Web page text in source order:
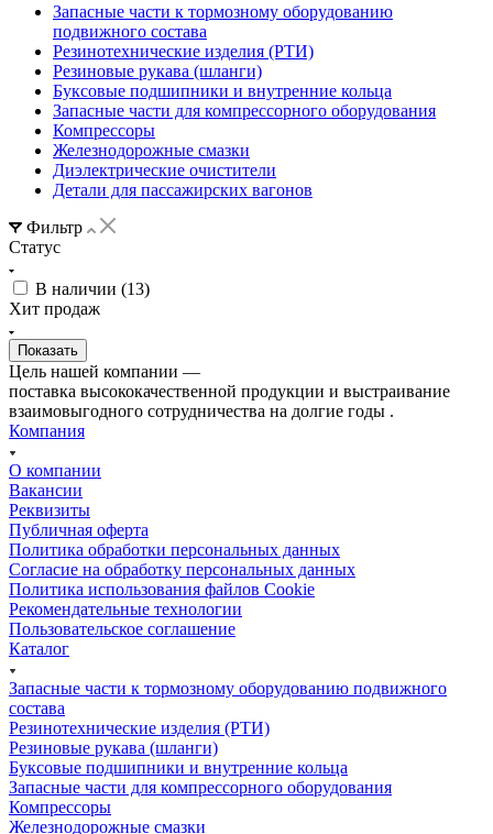
Запасные части к тормозному оборудованию
подвижного состава
Резинотехнические изделия (РТИ)
Резиновые рукава (шланги)
Буксовые подшипники и внутренние кольца
Запасные части для компрессорного оборудования
Компрессоры
Железнодорожные смазки
Диэлектрические очистители
Детали для пассажирских вагонов
Фильтр
Статус
В наличии (13)
Хит продаж
Цель нашей компании —
поставка высококачественной продукции и выстраивание
взаимовыгодного сотрудничества на долгие годы .
Компания
О компании
Вакансии
Реквизиты
Публичная оферта
Политика обработки персональных данных
Cогласие на обработку персональных данных
Политика использования файлов Cookie
Рекомендательные технологии
Пользовательское соглашение
Каталог
Запасные части к тормозному оборудованию подвижного
состава
Резинотехнические изделия (РТИ)
Резиновые рукава (шланги)
Буксовые подшипники и внутренние кольца
Запасные части для компрессорного оборудования
Компрессоры
Железнодорожные смазки